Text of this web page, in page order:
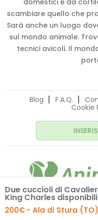
Due cuccioli di Cavalier
King Charles disponibili
200€ - Ala di Stura (TO)
domestici e da
scambiare quello che
Sarà anche un luogo
sul mondo animale.
tecnici avicoli. Il
Blog F.A.Q.
Cookie
© 2020
Made withby